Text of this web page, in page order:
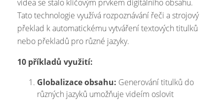
videa se stalo klíčovým prvkem digitálního obsahu.
Tato technologie využívá rozpoznávání řeči a strojový
překlad k automatickému vytváření textových titulků
nebo překladů pro různé jazyky.
10 příkladů využití:
Globalizace obsahu: Generování titulků do
různých jazyků umožňuje videím oslovit